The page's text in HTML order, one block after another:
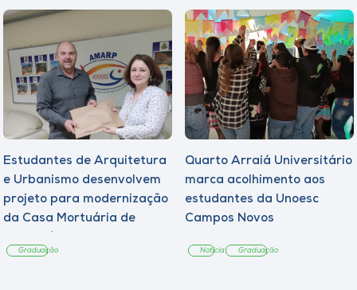
Estudantes de Arquitetura
e Urbanismo desenvolvem
projeto para modernização
da Casa Mortuária de
Graduação
Quarto Arraiá Universitário
marca acolhimento aos
estudantes da Unoesc
Campos Novos
Notícia Graduação